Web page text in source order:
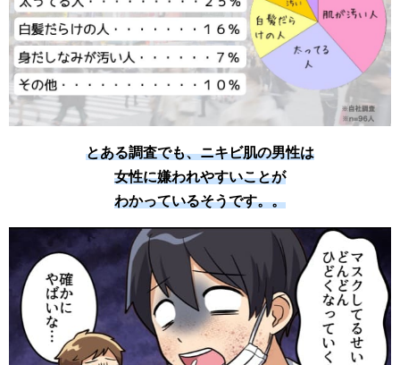
とある調査でも、ニキビ肌の男性は
女性に嫌われやすいことが
わかっているそうです。。